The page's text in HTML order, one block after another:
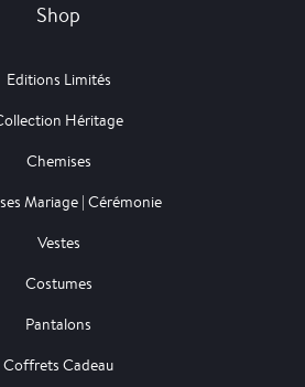
Shop
Editions Limités
Héritage
Chemises
Mariage | Cérémonie
Vestes
Costumes
Pantalons
Coffrets Cadeau